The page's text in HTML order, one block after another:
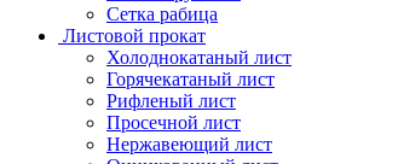
Сетка рабица
Листовой прокат
Холоднокатаный лист
Горячекатаный лист
Рифленый лист
Просечной лист
Нержавеющий лист